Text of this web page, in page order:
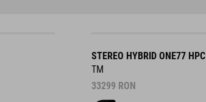
STEREO HYBRID ONE77 HPC
TM
33299 RON